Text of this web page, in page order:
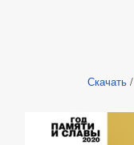
Скачать/